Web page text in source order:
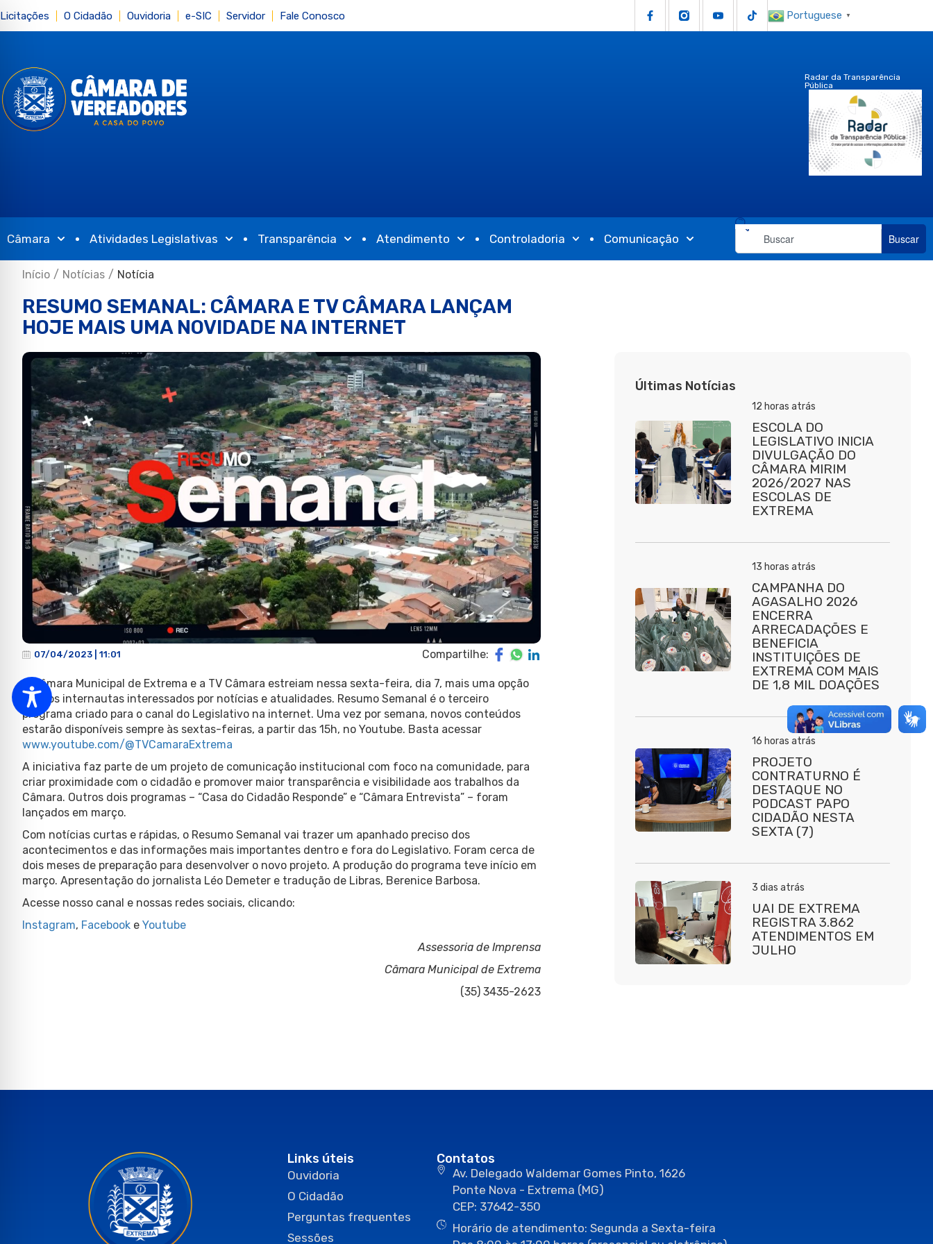
Licitações O Cidadão Ouvidoria e-SIC Servidor Fale Conosco Portuguese ▼
Radar da Transparência
Pública
Câmara Atividades Legislativas Transparência Atendimento Controladoria Comunicação Buscar
Início / Notícias / Notícia
RESUMO SEMANAL: CÂMARA E TV CÂMARA LANÇAM
HOJE MAIS UMA NOVIDADE NA INTERNET
07/04/2023 | 11:01 Compartilhe:
A Câmara Municipal de Extrema e a TV Câmara estreiam nessa sexta-feira, dia 7, mais uma opção
para os internautas interessados por notícias e atualidades. Resumo Semanal é o terceiro
programa criado para o canal do Legislativo na internet. Uma vez por semana, novos conteúdos
estarão disponíveis sempre às sextas-feiras, a partir das 15h, no Youtube. Basta acessar
www.youtube.com/@TVCamaraExtrema
A iniciativa faz parte de um projeto de comunicação institucional com foco na comunidade, para
criar proximidade com o cidadão e promover maior transparência e visibilidade aos trabalhos da
Câmara. Outros dois programas – “Casa do Cidadão Responde” e “Câmara Entrevista” – foram
lançados em março.
Com notícias curtas e rápidas, o Resumo Semanal vai trazer um apanhado preciso dos
acontecimentos e das informações mais importantes dentro e fora do Legislativo. Foram cerca de
dois meses de preparação para desenvolver o novo projeto. A produção do programa teve início em
março. Apresentação do jornalista Léo Demeter e tradução de Libras, Berenice Barbosa.
Acesse nosso canal e nossas redes sociais, clicando:
Instagram, Facebook e Youtube
Assessoria de Imprensa
Câmara Municipal de Extrema
(35) 3435-2623
Últimas Notícias
12 horas atrás
ESCOLA DO
LEGISLATIVO INICIA
DIVULGAÇÃO DO
CÂMARA MIRIM
2026/2027 NAS
ESCOLAS DE
EXTREMA
13 horas atrás
CAMPANHA DO
AGASALHO 2026
ENCERRA
ARRECADAÇÕES E
BENEFICIA
INSTITUIÇÕES DE
EXTREMA COM MAIS
DE 1,8 MIL DOAÇÕES
16 horas atrás
PROJETO
CONTRATURNO É
DESTAQUE NO
PODCAST PAPO
CIDADÃO NESTA
SEXTA (7)
3 dias atrás
UAI DE EXTREMA
REGISTRA 3.862
ATENDIMENTOS EM
JULHO
Links úteis
Ouvidoria
O Cidadão
Perguntas frequentes
Sessões
Contatos
Av. Delegado Waldemar Gomes Pinto, 1626
Ponte Nova - Extrema (MG)
CEP: 37642-350
Horário de atendimento: Segunda a Sexta-feira